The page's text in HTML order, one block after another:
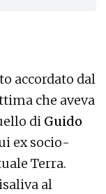
accordato dal
che aveva
di Guido
ex socio-
Terra.
al